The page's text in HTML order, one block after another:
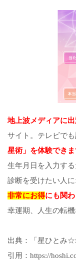
地上波メディアに
サイト。テレビで
星術」を体験できま
生年月日を入力す
診断を受けたい人に
非常にお得にも関
幸運期、人生の転
出典：「星ひとみ☆
引用：https://